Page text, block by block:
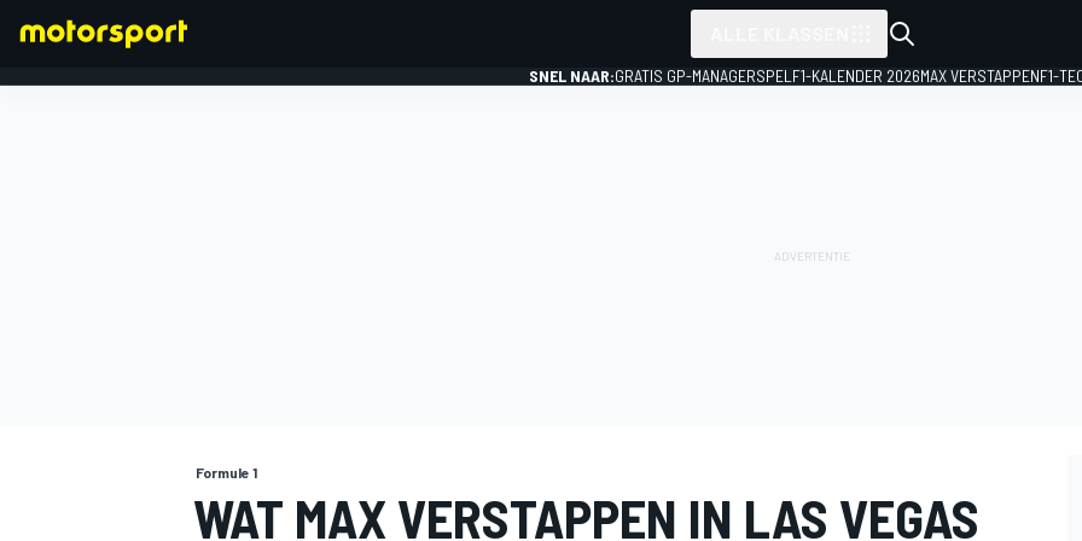
SNEL NAAR:GRATIS GP-MANAGERSPEL F1-KALENDER 2026MAX VERSTAPPENF1-
Formule 1
WAT MAX VERSTAPPEN IN LAS VEGAS